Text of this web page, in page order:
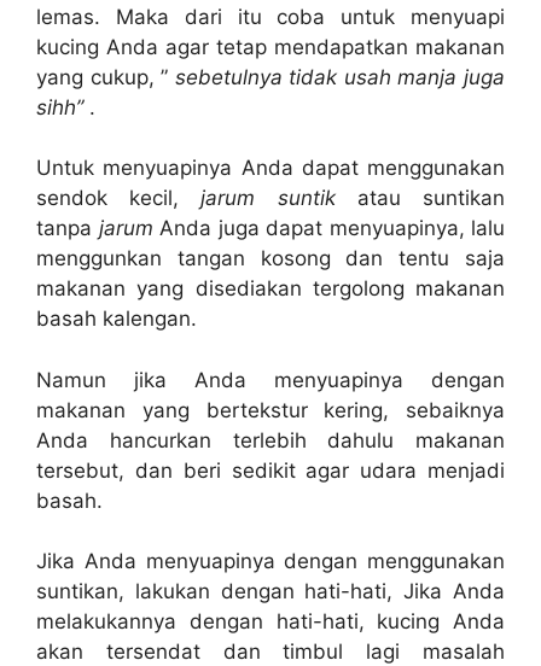
lemas. Maka dari itu coba untuk menyuapi
kucing Anda agar tetap mendapatkan makanan
yang cukup, ” sebetulnya tidak usah manja juga
sihh”.
Untuk menyuapinya Anda dapat menggunakan
sendok kecil,jarum suntikatau suntikan
tanpa jarum Anda juga dapat menyuapinya, lalu
menggunkan tangan kosong dan tentu saja
makanan yang disediakan tergolong makanan
basah kalengan.
Namun jika Anda menyuapinya dengan
makanan yang bertekstur kering, sebaiknya
Anda hancurkan terlebih dahulu makanan
tersebut, dan beri sedikit agar udara menjadi
basah.
Jika Anda menyuapinya dengan menggunakan
suntikan, lakukan dengan hati-hati, Jika Anda
melakukannya dengan hati-hati, kucing Anda
akan tersendat dan timbul lagi masalah